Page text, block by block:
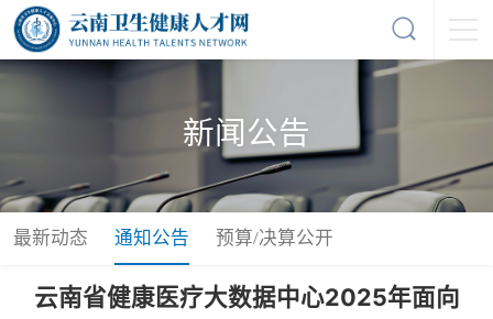
新闻公告
最新动态 通知公告 预算/决算公开
云南省健康医疗大数据中心2025年面向